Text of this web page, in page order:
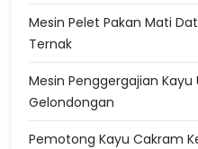
Mesin Pelet Pakan Mati
Ternak
Mesin Penggergajian
Gelondongan
Pemotong Kayu Cakram